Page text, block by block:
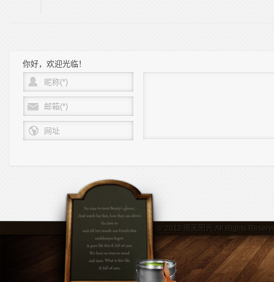
你好，欢迎光临！
昵称(*)
邮箱(*)
网址
© 2012 雨天阳光All Rights